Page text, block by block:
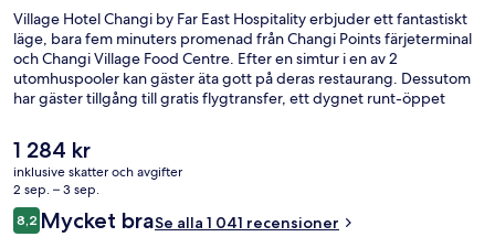
Village Hotel Changi by Far East Hospitality erbjuder ett fantastiskt
läge, bara fem minuters promenad från Changi Points färjeterminal
och Changi Village Food Centre. Efter en simtur i en av 2
utomhuspooler kan gäster äta gott på deras restaurang. Dessutom
har gäster tillgång till gratis flygtransfer, ett dygnet runt-öppet
läget brukar uppskattas av våra resenärer.
Det
nuvarande
priset
är
1 284 kr
1 284 kr
inklusive skatter och avgifter
2 sep. – 3 sep.
Recensioner
8,28,2 av 10,
Mycket braSe alla 1 041 recensioner